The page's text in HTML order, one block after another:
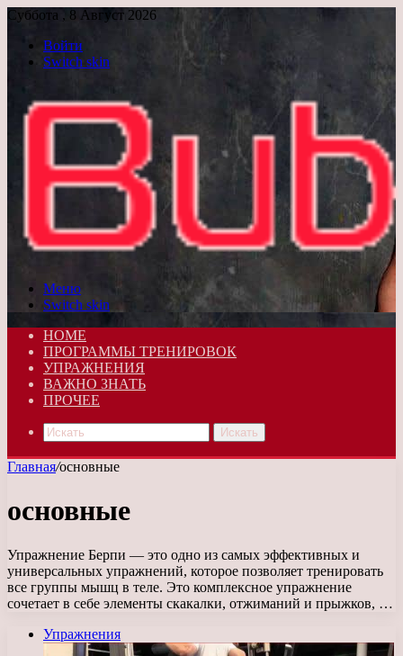
Суббота , 8 Август 2026
Войти
Switch skin
Меню
Switch skin
HOME
ПРОГРАММЫ ТРЕНИРОВОК
УПРАЖНЕНИЯ
ВАЖНО ЗНАТЬ
ПРОЧЕЕ
Искать
Главная/основные
основные
Упражнение Берпи — это одно из самых эффективных и
универсальных упражнений, которое позволяет тренировать
все группы мышц в теле. Это комплексное упражнение
сочетает в себе элементы скакалки, отжиманий и прыжков, …
Упражнения